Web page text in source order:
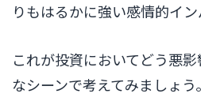
りもはるかに強い感情的イン
これが投資においてどう悪
なシーンで考えてみましょう。